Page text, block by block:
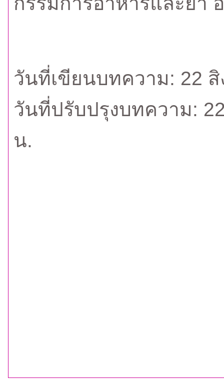
วันที่เขียนบทความ: 22 สิ
วันที่ปรับปรุงบทความ:
น.